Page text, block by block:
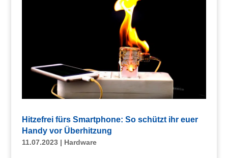
Hitzefrei fürs Smartphone: So schützt ihr euer
Handy vor Überhitzung
11.07.2023| Hardware